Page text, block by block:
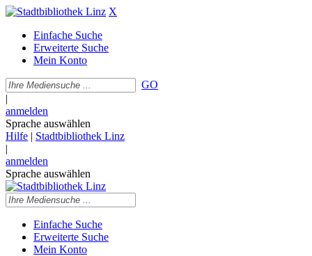
X
Einfache Suche
Erweiterte Suche
Mein Konto
GO
|
anmelden
Sprache auswählen
Hilfe | Stadtbibliothek Linz
|
anmelden
Sprache auswählen
Einfache Suche
Erweiterte Suche
Mein Konto